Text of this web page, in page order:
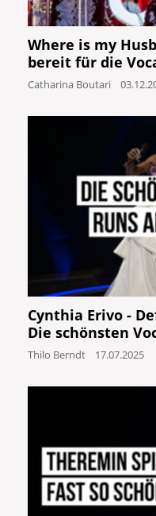
Where is my
bereit für die
Catharina Boutari
Cynthia Erivo -
Die schönsten
Thilo Berndt 17.07.2025